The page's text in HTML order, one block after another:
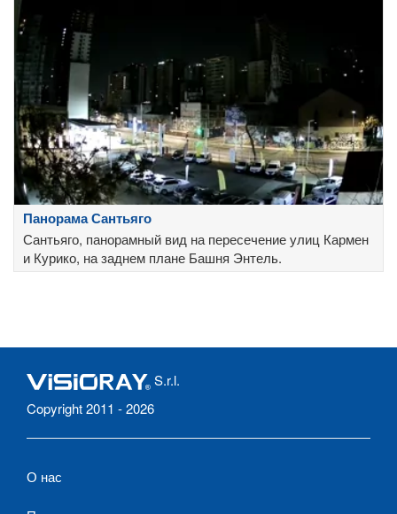
Панорама Сантьяго
Сантьяго, панорамный вид на пересечение улиц Кармен
и Курико, на заднем плане Башня Энтель.
S.r.l.
Copyright 2011 - 2026
О нас